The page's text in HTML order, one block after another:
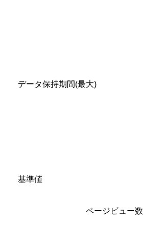
データ保持期間(最大)
基準値
ページビュー数